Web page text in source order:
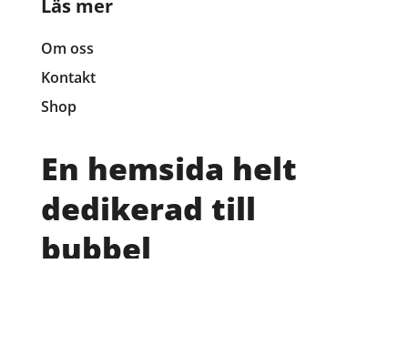
Läs mer
Om oss
Kontakt
Shop
En hemsida helt
dedikerad till
bubbel